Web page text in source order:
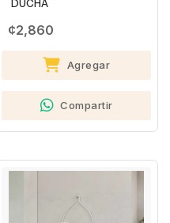
DUCHA
¢2,860
Agregar
Compartir